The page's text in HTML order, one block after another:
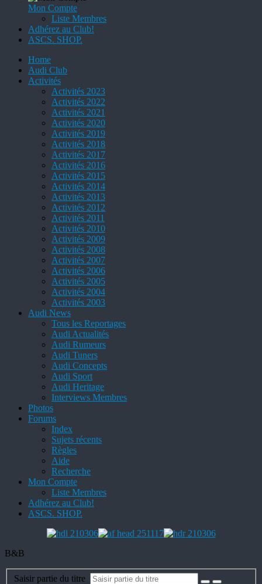
Mon Compte
Liste Membres
Adhérez au Club!
ASCS. SHOP.
Home
Audi Club
Activités
Activités 2023
Activités 2022
Activités 2021
Activités 2020
Activités 2019
Activités 2018
Activités 2017
Activités 2016
Activités 2015
Activités 2014
Activités 2013
Activités 2012
Activités 2011
Activités 2010
Activités 2009
Activités 2008
Activités 2007
Activités 2006
Activités 2005
Activités 2004
Activités 2003
Audi News
Tous les Reportages
Audi Actualités
Audi Rumeurs
Audi Tuners
Audi Concepts
Audi Sport
Audi Heritage
Interviews Membres
Photos
Forums
Index
Sujets récents
Règles
Aide
Recherche
Mon Compte
Liste Membres
Adhérez au Club!
ASCS. SHOP.
B&B
Saisir partie du titre